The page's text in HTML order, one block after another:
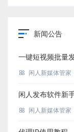
新闻公告
一键短视频批量
闲人新媒体管家
闲人发布软件新
闲人新媒体管家